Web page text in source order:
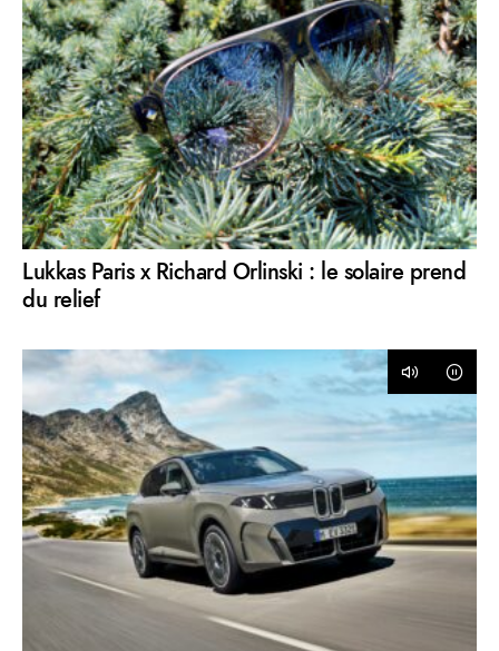
Lukkas Paris x Richard Orlinski : le solaire prend
du relief